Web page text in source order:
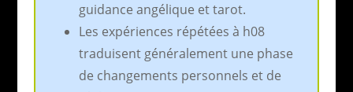
guidance angélique et tarot.
Les expériences répétées à h08
traduisent généralement une phase
de changements personnels et de